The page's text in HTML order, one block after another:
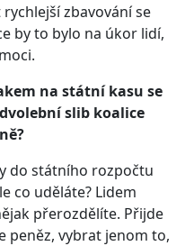
zbavování se
by to bylo na úkor lidí,
na státní kasu se
slib koalice
do státního rozpočtu
co uděláte? Lidem
přerozdělíte. Přijde
peněz, vybrat jenom to,